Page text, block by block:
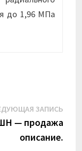
до 1,96 МПа
ЗАПИСЬ
— продажа
описание.